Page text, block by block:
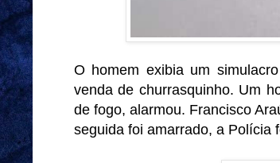
O homem exibia um
venda de churrasquinho. Um
de fogo, alarmou. Francisco
seguida foi amarrado, a Polícia